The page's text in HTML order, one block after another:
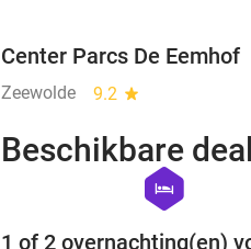
Center Parcs De Eemhof
Zeewolde 9.2 star
Beschikbare
hexagon
hotel
1 of 2 overnachting(en)